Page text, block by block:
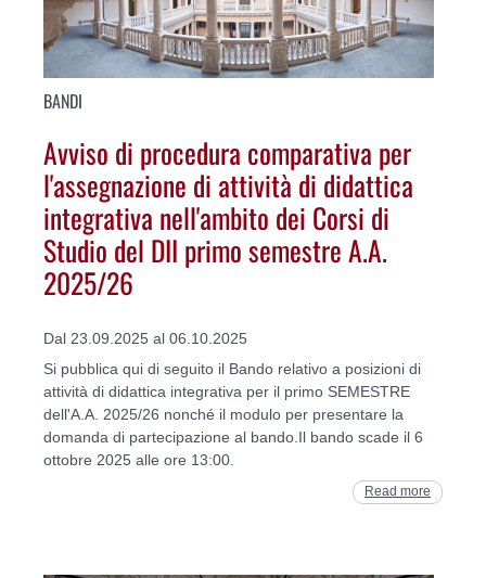
BANDI
Avviso di procedura comparativa per
l'assegnazione di attività di didattica
integrativa nell'ambito dei Corsi di
Studio del DII primo semestre A.A.
2025/26
Dal 23.09.2025 al 06.10.2025
Si pubblica qui di seguito il Bando relativo a posizioni di
attività di didattica integrativa per il primo SEMESTRE
dell'A.A. 2025/26 nonché il modulo per presentare la
domanda di partecipazione al bando.Il bando scade il 6
ottobre 2025 alle ore 13:00.
Read more